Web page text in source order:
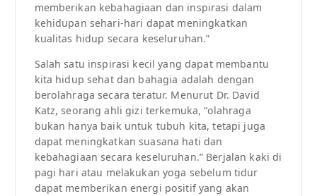
memberikan kebahagiaan dan inspirasi dalam
kehidupan sehari-hari dapat meningkatkan
kualitas hidup secara keseluruhan.”
Salah satu inspirasi kecil yang dapat membantu
kita hidup sehat dan bahagia adalah dengan
berolahraga secara teratur. Menurut Dr. David
Katz, seorang ahli gizi terkemuka, “olahraga
bukan hanya baik untuk tubuh kita, tetapi juga
dapat meningkatkan suasana hati dan
kebahagiaan secara keseluruhan.” Berjalan kaki di
pagi hari atau melakukan yoga sebelum tidur
dapat memberikan energi positif yang akan